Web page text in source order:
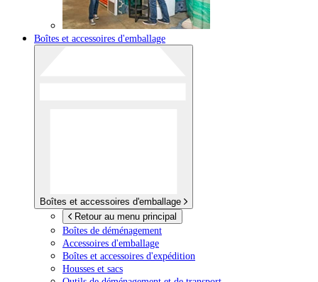
Boîtes et accessoires d'emballage
Boîtes et accessoires d'emballage
Retour au menu principal
Boîtes de déménagement
Accessoires d'emballage
Boîtes et accessoires d'expédition
Housses et sacs